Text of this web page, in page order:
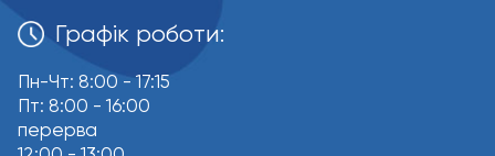
Графік роботи:
Пн-Чт: 8:00 - 17:15
Пт: 8:00 - 16:00
перерва